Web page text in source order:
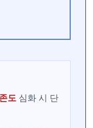
도 심화 시 단